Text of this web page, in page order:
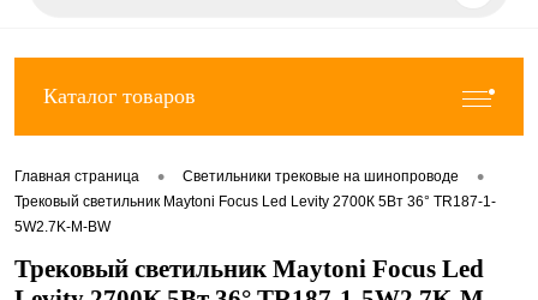
Каталог товаров
Главная страница • Светильники трековые на шинопроводе •
Трековый светильник Maytoni Focus Led Levity 2700К 5Вт 36° TR187-1-
5W2.7K-M-BW
Трековый светильник Maytoni Focus Led